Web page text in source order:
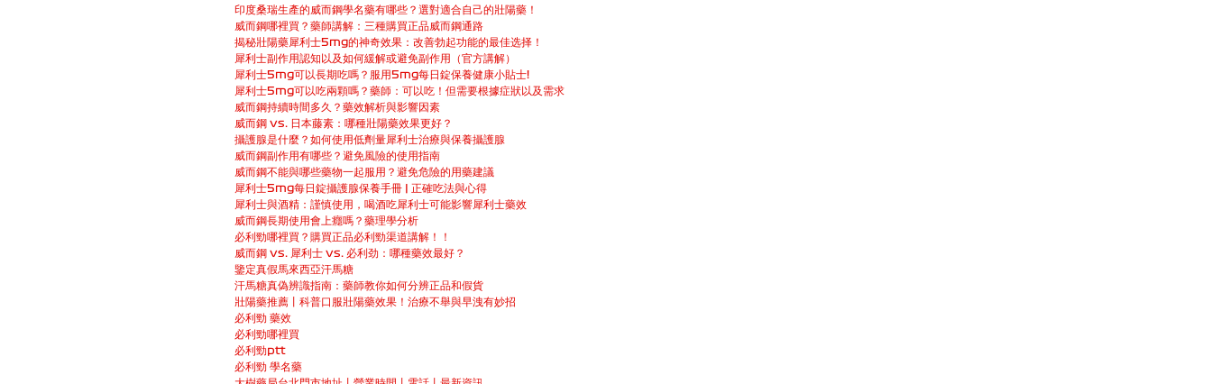
印度桑瑞生產的威而鋼學名藥有哪些？選對適合自己的壯陽藥！
威而鋼哪裡買？藥師講解：三種購買正品威而鋼通路
揭秘壯陽藥犀利士5mg的神奇效果：改善勃起功能的最佳选择！
犀利士副作用認知以及如何緩解或避免副作用（官方講解）
犀利士5mg可以長期吃嗎？服用5mg每日錠保養健康小貼士!
犀利士5mg可以吃兩顆嗎？藥師：可以吃！但需要根據症狀以及需求
威而鋼持續時間多久？藥效解析與影響因素
威而鋼 vs. 日本藤素：哪種壯陽藥效果更好？
攝護腺是什麼？如何使用低劑量犀利士治療與保養攝護腺
威而鋼副作用有哪些？避免風險的使用指南
威而鋼不能與哪些藥物一起服用？避免危險的用藥建議
犀利士5mg每日錠攝護腺保養手冊 | 正確吃法與心得
犀利士與酒精：謹慎使用，喝酒吃犀利士可能影響犀利士藥效
威而鋼長期使用會上癮嗎？藥理學分析
必利勁哪裡買？購買正品必利勁渠道講解！！
威而鋼 vs. 犀利士 vs. 必利劲：哪種藥效最好？
鑒定真假馬來西亞汗馬糖
汗馬糖真偽辨識指南：藥師教你如何分辨正品和假貨
壯陽藥推薦丨科普口服壯陽藥效果！治療不舉與早洩有妙招
必利勁 藥效
必利勁哪裡買
必利勁ptt
必利勁 學名藥